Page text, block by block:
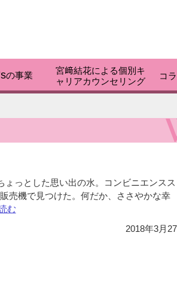
の事業
宮﨑結花による個別キ
ャリアカウンセリング
コ
っとした思い出の水。コンビニエンスス
売機で見つけた。何だか、ささやかな幸
む
2018年3月